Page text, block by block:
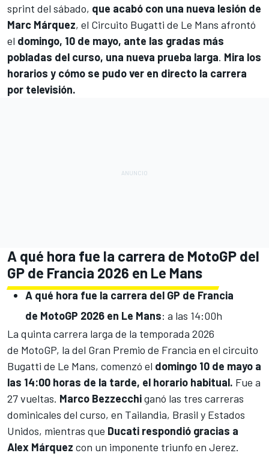
sprint del sábado, que acabó con una nueva lesión de
Marc Márquez, el Circuito Bugatti de Le Mans afrontó
el domingo, 10 de mayo, ante las gradas más
pobladas del curso, una nueva prueba larga. Mira los
horarios y cómo se pudo ver en directo la carrera
por televisión.
A qué hora fue la carrera de MotoGP del
GP de Francia 2026 en Le Mans
A qué hora fue la carrera del GP de Francia
de MotoGP 2026 en Le Mans: a las 14:00h
La quinta carrera larga de la temporada 2026
de MotoGP, la del Gran Premio de Francia en el circuito
Bugatti de Le Mans, comenzó el domingo 10 de mayo a
las 14:00 horas de la tarde, el horario habitual. Fue a
27 vueltas. Marco Bezzecchiganó las tres carreras
dominicales del curso, en Tailandia, Brasil y Estados
Unidos, mientras que Ducati respondió gracias a
Alex Márquez con un imponente triunfo en Jerez.